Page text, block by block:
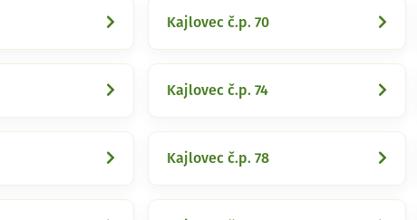
Kajlovec č.p. 70
Kajlovec č.p. 74
Kajlovec č.p. 78